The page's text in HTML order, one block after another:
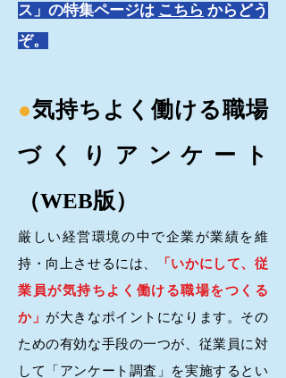
ス」の特集ページは こちら からどう
ぞ。
●気持ちよく働ける職場
づくりアンケート
（WEB版）
厳しい経営環境の中で企業が業績を維
持・向上させるには、
「いかにして、従
業員が気持ちよく働ける職場をつくる
か」 が大きなポイントになります。その
ための有効な手段の一つが、従業員に対
して「アンケート調査」を実施するとい